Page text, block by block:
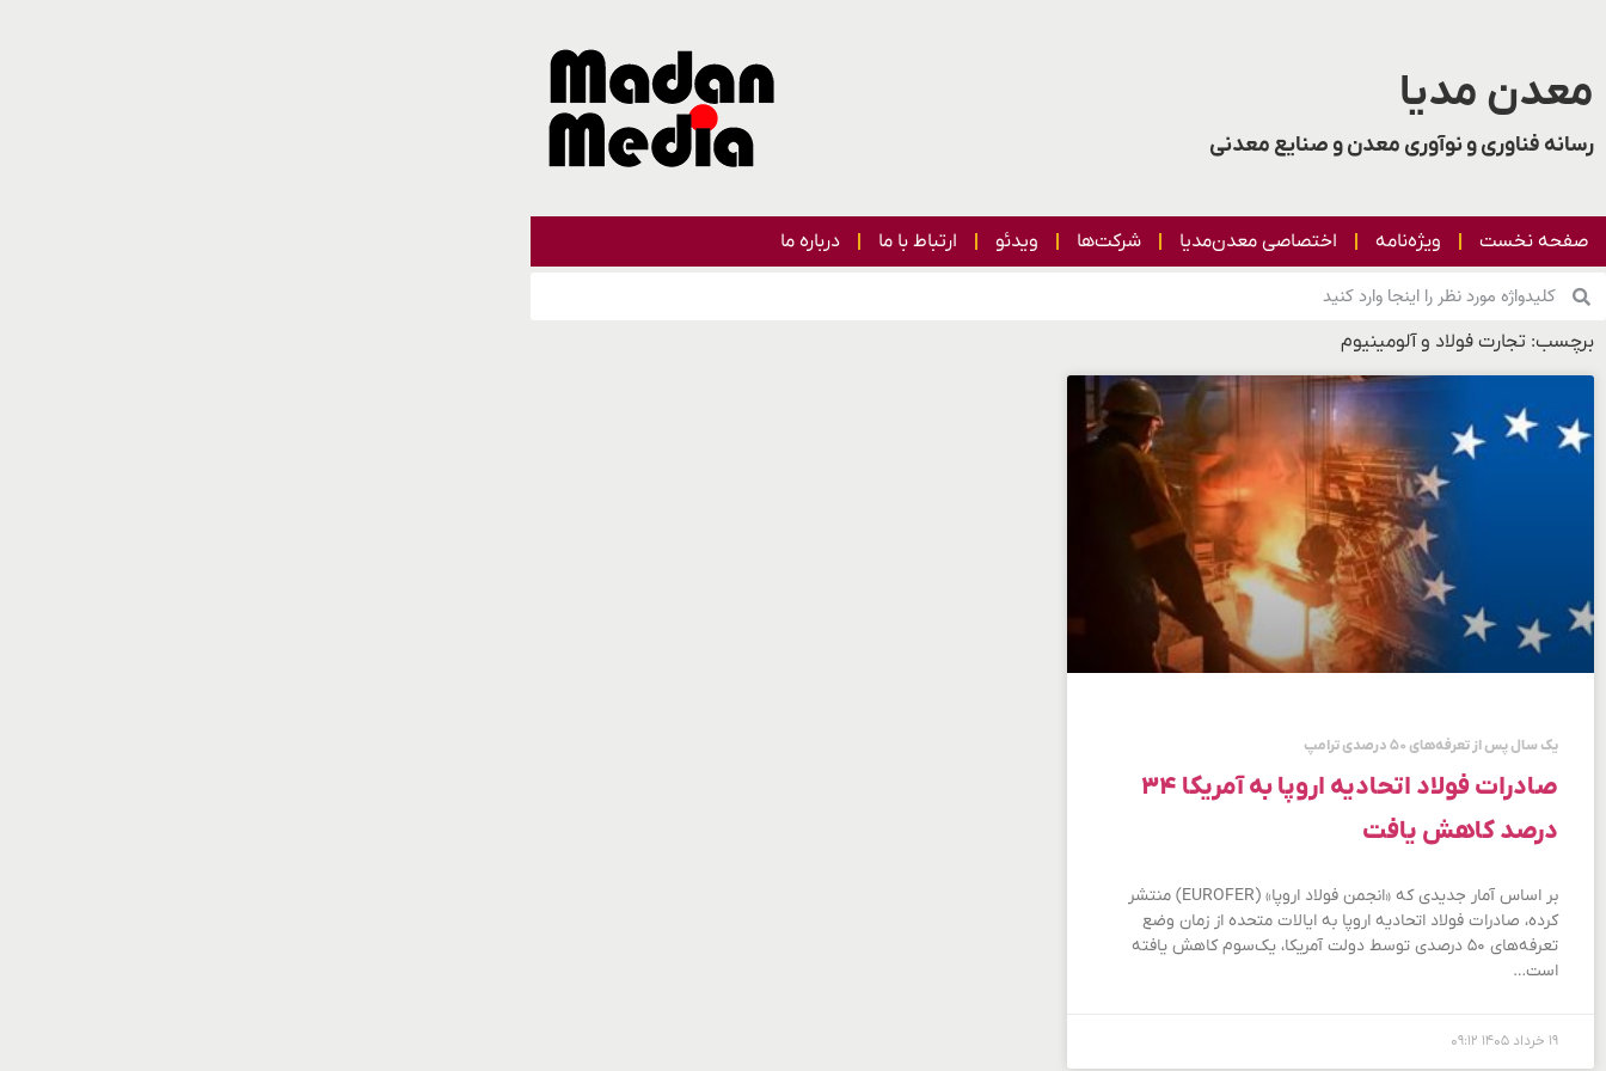
معدن مدیا
رسانه فناوری و نوآوری معدن و صنایع معدنی
صفحه نخست ویژه‌نامه اختصاصی معدن‌مدیا شرکت‌ها ویدئو ارتباط با ما درباره ما
برچسب: تجارت فولاد و آلومینیوم
یک سال پس از تعرفه‌های ۵۰ درصدی ترامپ
صادرات فولاد اتحادیه اروپا به آمریکا ۳۴
درصد کاهش یافت
بر اساس آمار جدیدی که «انجمن فولاد اروپا» (EUROFER) منتشر
کرده، صادرات فولاد اتحادیه اروپا به ایالات متحده از زمان وضع
تعرفه‌های ۵۰ درصدی توسط دولت آمریکا، یک‌سوم کاهش یافته
است…
۱۹ خرداد ۱۴۰۵ ۰۹:۱۲